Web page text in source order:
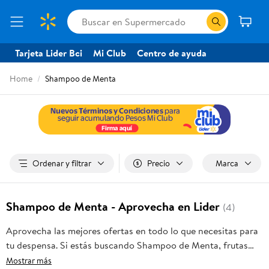
Tarjeta Lider Bci Mi Club Centro de ayuda
Home Shampoo de Menta
Ordenar y filtrar Precio Marca
Shampoo de Menta - Aprovecha en Lider (4)
Aprovecha las mejores ofertas en todo lo que necesitas para
tu despensa. Si estás buscando Shampoo de Menta, frutas
frescas, carnes, pan o productos para el hogar, aquí lo
Mostrar más